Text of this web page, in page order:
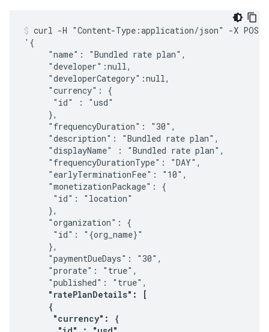
curl -H "Content-Type:application/json" -X
'{
     "name": "Bundled rate plan",
     "developer":null,
     "developerCategory":null,
     "currency": {
      "id" : "usd"
     },
     "frequencyDuration": "30",
     "description": "Bundled rate plan",
     "displayName" : "Bundled rate plan",
     "frequencyDurationType": "DAY",
     "earlyTerminationFee": "10",
     "monetizationPackage": {
      "id": "location"
     },
     "organization": {
      "id": "{org_name}"
     },
     "paymentDueDays": "30",
     "prorate": "true",
     "published": "true",
"ratePlanDetails": [
     {
      "currency": {